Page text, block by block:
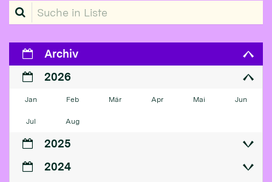
Suche in Liste
Archiv
2026
Jan Feb Mär Apr Mai Jun
Jul Aug
2025
2024